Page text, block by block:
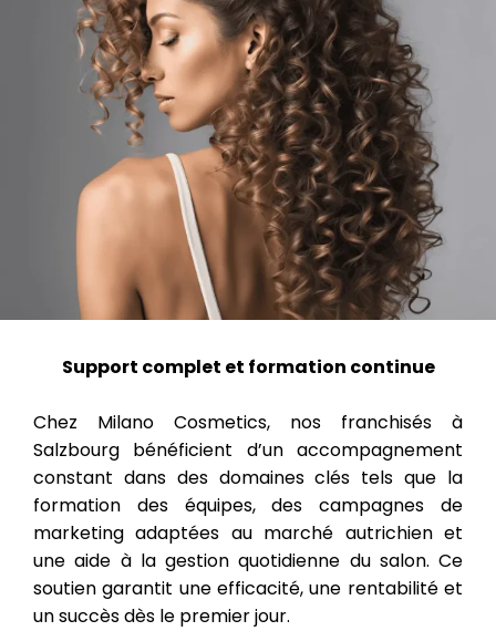
Support complet et formation continue
Chez Milano Cosmetics, nos franchisés à
Salzbourg bénéficient d’un accompagnement
constant dans des domaines clés tels que la
formation des équipes, des campagnes de
marketing adaptées au marché autrichien et
une aide à la gestion quotidienne du salon. Ce
soutien garantit une efficacité, une rentabilité et
un succès dès le premier jour.